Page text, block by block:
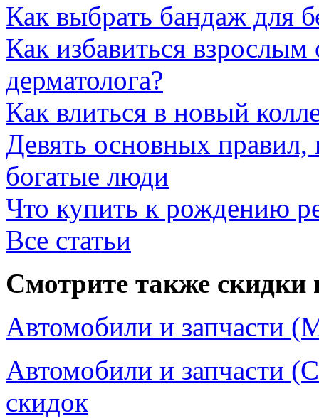
Как выбрать бандаж для
Как избавиться
дерматолога?
Как влиться в новый
Девять основных
богатые люди
Что купить к рождению
Все статьи
Смотрите также скидки
Автомобили и запчасти
Автомобили и запчасти
скидок